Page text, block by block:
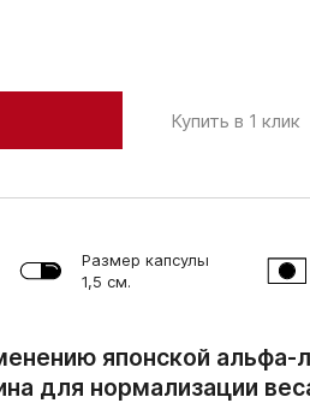
Купить в 1 клик
Размер капсулы
1,5 см.
японской альфа-
для нормализации